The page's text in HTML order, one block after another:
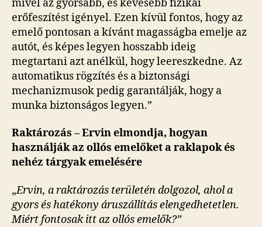
mivel az gyorsabb, és kevesebb fizikai
erőfeszítést igényel. Ezen kívül fontos, hogy az
emelő pontosan a kívánt magasságba emelje az
autót, és képes legyen hosszabb ideig
megtartani azt anélkül, hogy leereszkedne. Az
automatikus rögzítés és a biztonsági
mechanizmusok pedig garantálják, hogy a
munka biztonságos legyen.”
Raktározás – Ervin elmondja, hogyan
használják az ollós emelőket a raklapok és
nehéz tárgyak emelésére
„Ervin, a raktározás területén dolgozol, ahol a
gyors és hatékony áruszállítás elengedhetetlen.
Miért fontosak itt az ollós emelők?”